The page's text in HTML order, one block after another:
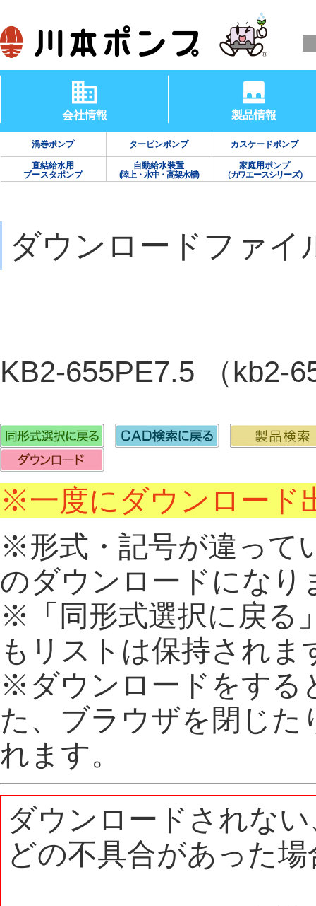
会社情報 製品情報
渦巻ポンプ タービンポンプ カスケードポンプ
直結給水用
ブースタポンプ
自動給水装置
(陸上・水中・高架水槽)
家庭用ポンプ
（カワエースシリーズ）
ダウンロードファイ
KB2-655PE7.5 （
※一度にダウンロード
※形式・記号が違って
のダウンロードになり
※「同形式選択に戻る
もリストは保持されま
※ダウンロードをする
た、ブラウザを閉じた
れます。
ダウンロードされな
どの不具合があった